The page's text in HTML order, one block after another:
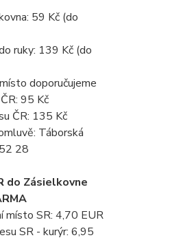
59 Kč (do
ruky: 139 Kč (do
doporučujeme
95 Kč
ČR: 135 Kč
Táborská
28
do Zásielkovne
místo SR: 4,70 EUR
SR - kurýr: 6,95